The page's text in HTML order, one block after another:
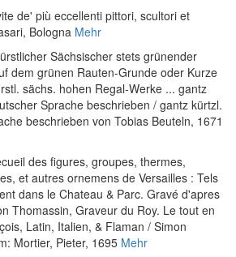
de' più eccellenti pittori, scultori et
, Bologna Mehr
Sächsischer stets grünender
dem grünen Rauten-Grunde oder Kurze
sächs. hohen Regal-Werke ... gantz
Sprache beschrieben / gantz kürtzl.
beschrieben von Tobias Beuteln, 1671
des figures, groupes, thermes,
et autres ornemens de Versailles : Tels
dans le Chateau & Parc. Gravé d'apres
Thomassin, Graveur du Roy. Le tout en
Latin, Italien, & Flaman / Simon
Mortier, Pieter, 1695 Mehr